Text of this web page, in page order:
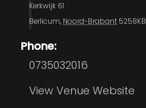
Kerkwijk 61
Berlicum, Noord-Brabant 5258KB
Phone:
0735032016
View Venue Website